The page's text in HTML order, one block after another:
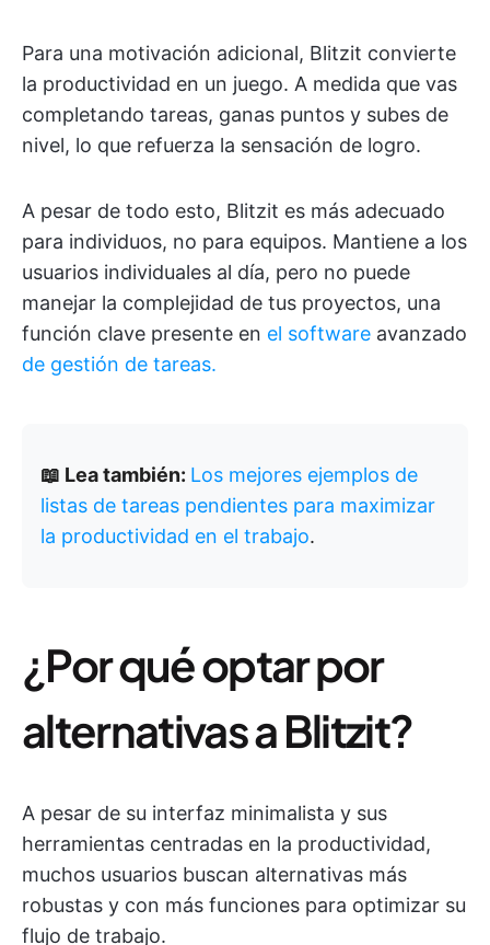
Para una motivación adicional, Blitzit convierte
la productividad en un juego. A medida que vas
completando tareas, ganas puntos y subes de
nivel, lo que refuerza la sensación de logro.
A pesar de todo esto, Blitzit es más adecuado
para individuos, no para equipos. Mantiene a los
usuarios individuales al día, pero no puede
manejar la complejidad de tus proyectos, una
función clave presente en el software avanzado
de gestión de tareas.
📖 Lea también: Los mejores ejemplos de
listas de tareas pendientes para maximizar
la productividad en el trabajo.
¿Por qué optar por
alternativas a Blitzit?
A pesar de su interfaz minimalista y sus
herramientas centradas en la productividad,
muchos usuarios buscan alternativas más
robustas y con más funciones para optimizar su
flujo de trabajo.